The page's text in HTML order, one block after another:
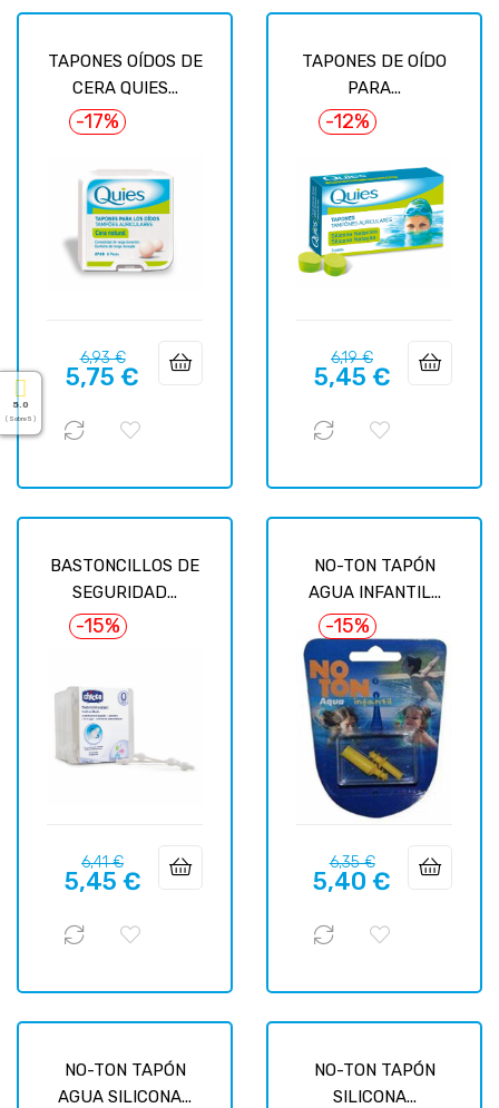
TAPONES OÍDOS DE
CERA QUIES...
-17%
Precio
regular
6,93 €Precio
5,75 €
TAPONES DE OÍDO
PARA...
-12%
Precio
regular
6,19 €Precio
5,45 €
BASTONCILLOS DE
SEGURIDAD...
-15%
Precio
regular
6,41 €Precio
5,45 €
NO-TON TAPÓN
AGUA INFANTIL...
-15%
Precio
regular
6,35 €Precio
5,40 €
NO-TON TAPÓN
AGUA SILICONA...
NO-TON TAPÓN
SILICONA...
5.0
( Sobre 5 )